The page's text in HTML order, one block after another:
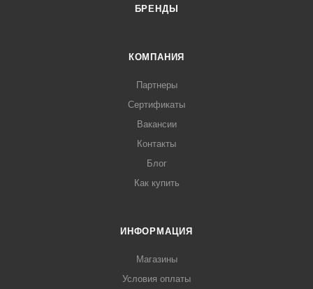
БРЕНДЫ
КОМПАНИЯ
Партнеры
Сертификаты
Вакансии
Контакты
Блог
Как купить
ИНФОРМАЦИЯ
Магазины
Условия оплаты